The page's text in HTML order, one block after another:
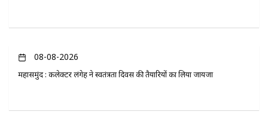
08-08-2026
महासमुंद : कलेक्टर लंगेह ने स्वतंत्रता दिवस की तैयारियों का लिया जायजा